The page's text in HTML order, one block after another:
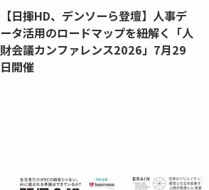
【日揮HD、デンソーら登壇】人事デ
ータ活用のロードマップを紐解く「人
財会議カンファレンス2026」7月29
日開催